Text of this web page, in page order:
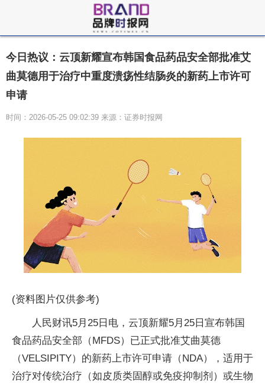
今日热议：云顶新耀宣布韩国食品药品安全部批准艾
曲莫德用于治疗中重度溃疡性结肠炎的新药上市许可
申请
时间：2026-05-25 09:02:39 来源：证券时报网
(资料图片仅供参考)
人民财讯5月25日电，云顶新耀5月25日宣布韩国
食品药品安全部（MFDS）已正式批准艾曲莫德
（VELSIPITY）的新药上市许可申请（NDA），适用于
治疗对传统治疗（如皮质类固醇或免疫抑制剂）或生物